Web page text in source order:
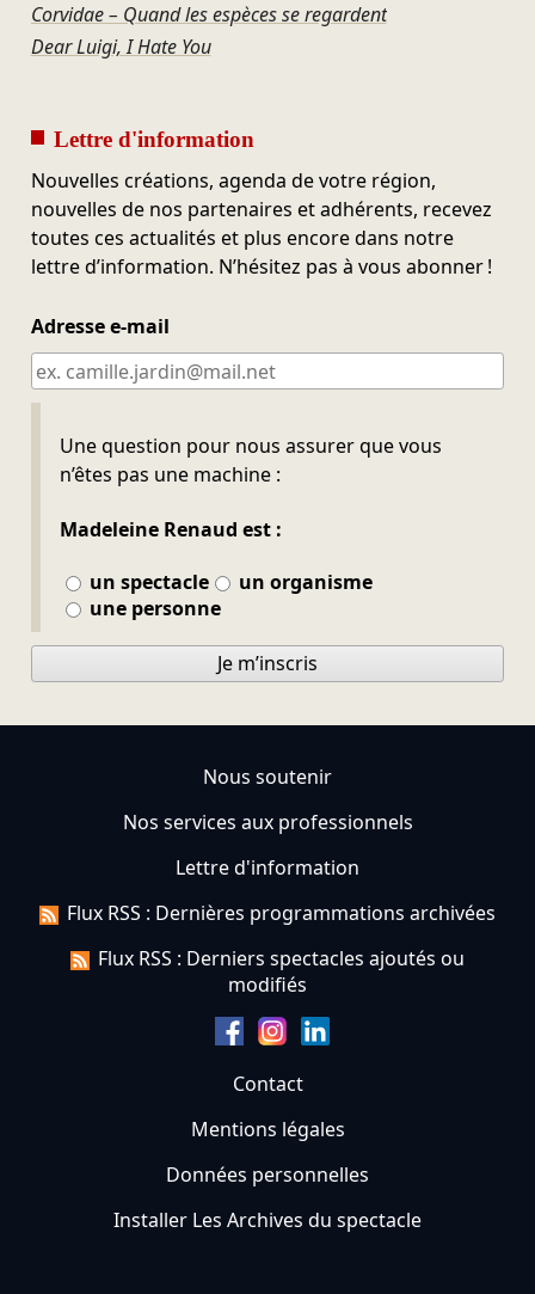
Corvidae – Quand les espèces se regardent
Dear Luigi, I Hate You
Lettre d'information
Nouvelles créations, agenda de votre région,
nouvelles de nos partenaires et adhérents, recevez
toutes ces actualités et plus encore dans notre
lettre d’information. N’hésitez pas à vous abonner !
Adresse e-mail
Une question pour nous assurer que vous
n’êtes pas une machine :
Madeleine Renaud est :
un spectacle
un organisme
une personne
Ne pas remplir
Je m’inscris
Nous soutenir
Nos services aux professionnels
Lettre d'information
Flux RSS : Dernières programmations archivées
Flux RSS : Derniers spectacles ajoutés ou
modifiés
Contact
Mentions légales
Données personnelles
Installer Les Archives du spectacle